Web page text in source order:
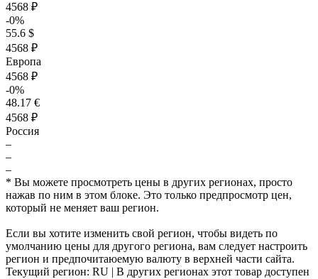
4568 ₽
-0%
55.6 $
4568 ₽
Европа
4568 ₽
-0%
48.17 €
4568 ₽
Россия
–
–
–
* Вы можете просмотреть цены в других регионах, просто
нажав по ним в этом блоке. Это только предпросмотр цен,
который не меняет ваш регион.
Если вы хотите изменить свой регион, чтобы видеть по
умолчанию цены для другого региона, вам следует настроить
регион и предпочитаюемую валюту в верхней части сайта.
Текущий регион: RU | В других регионах этот товар доступен